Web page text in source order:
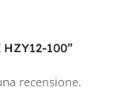
100”
recensione.